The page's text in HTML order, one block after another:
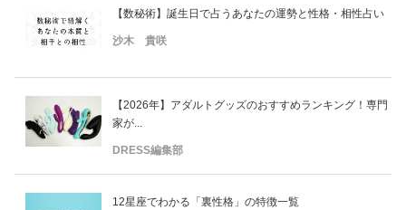
【数秘術】誕生日で占うあなたの運勢と性格・相性占い
沙木 貴咲
【2026年】アダルトグッズのおすすめランキング！専門
家が...
DRESS編集部
12星座でわかる「裏性格」の特徴一覧